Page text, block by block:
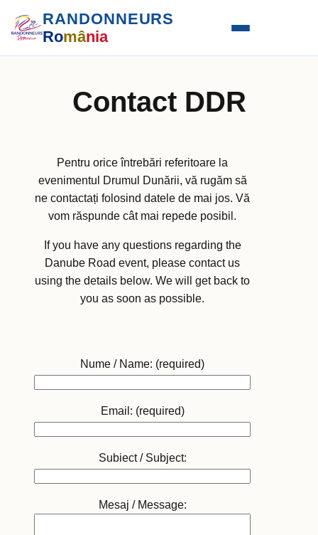
RANDONNEURS
România
Contact DDR
Pentru orice întrebări referitoare la
evenimentul Drumul Dunării, vă rugăm să
ne contactați folosind datele de mai jos. Vă
vom răspunde cât mai repede posibil.
If you have any questions regarding the
Danube Road event, please contact us
using the details below. We will get back to
you as soon as possible.
Nume / Name: (required)
Email: (required)
Subiect / Subject:
Mesaj / Message: